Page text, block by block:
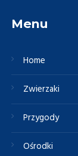
Menu
Home
Zwierzaki
Przygody
Ośrodki